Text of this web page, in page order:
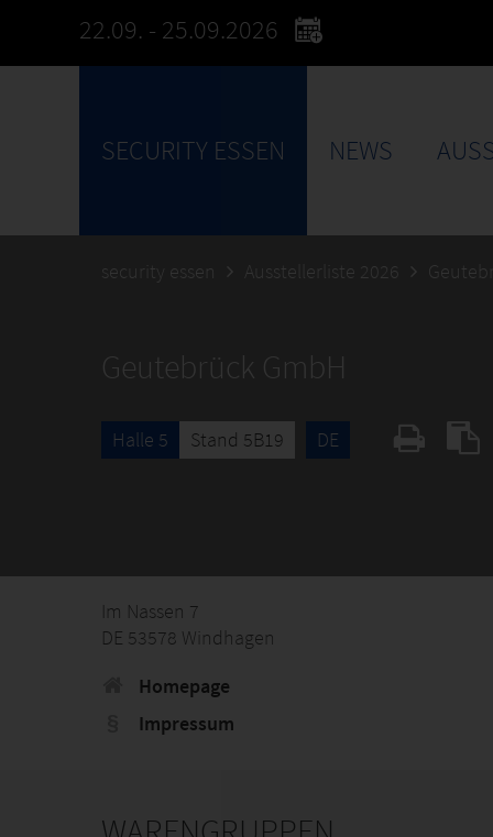
22.09. - 25.09.2026
SECURITY ESSEN NEWS
security essen Ausstellerliste 2026
Geutebrück GmbH
Halle 5 Stand 5B19 DE
Im Nassen 7
DE 53578 Windhagen
Homepage
Impressum